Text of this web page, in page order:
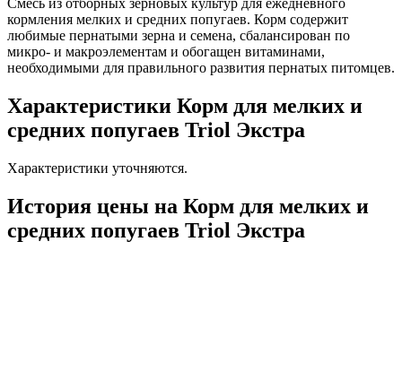
Смесь из отборных зерновых культур для ежедневного
кормления мелких и средних попугаев. Корм содержит
любимые пернатыми зерна и семена, сбалансирован по
микро- и макроэлементам и обогащен витаминами,
необходимыми для правильного развития пернатых питомцев.
Характеристики Корм для мелких и
средних попугаев Triol Экстра
Характеристики уточняются.
История цены на Корм для мелких и
средних попугаев Triol Экстра